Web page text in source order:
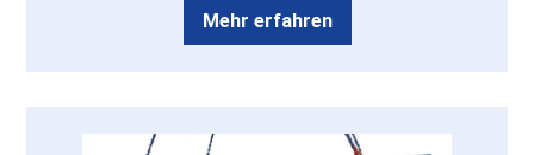
Mehr erfahren